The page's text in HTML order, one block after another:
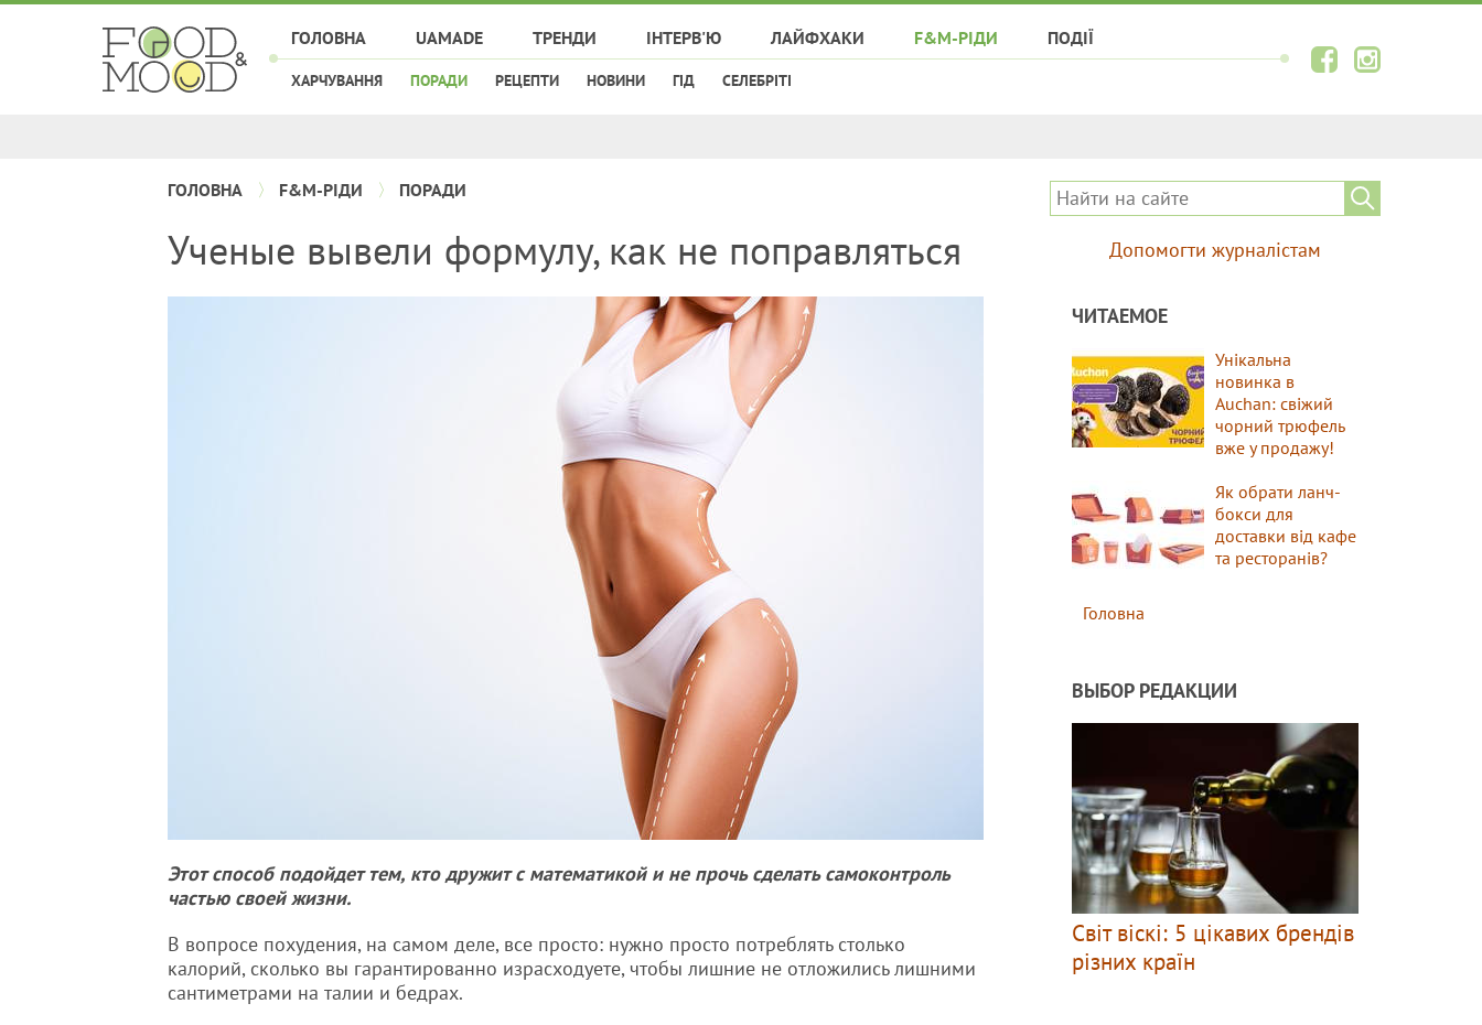
ГОЛОВНА UAMADE ТРЕНДИ ІНТЕРВ'Ю ЛАЙФХАКИ F&M-РІДИ
ХАРЧУВАННЯ ПОРАДИ РЕЦЕПТИ НОВИНИ ГІД СЕЛЕБРІТІ
ПОДІЇ
ГОЛОВНА F&M-РІДИ ПОРАДИ
Ученые вывели формулу, как не поправляться
Этот способ подойдет тем, кто дружит с математикой и не прочь сделать самоконтроль
частью своей жизни.
В вопросе похудения, на самом деле, все просто: нужно просто потреблять столько
калорий, сколько вы гарантированно израсходуете, чтобы лишние не отложились лишними
сантиметрами на талии и бедрах.
Допомогти журналістам
ЧИТАЕМОЕ
Унікальна
новинка в
Auchan: свіжий
чорний трюфель
вже у продажу!
Як обрати ланч-
бокси для
доставки від кафе
та ресторанів?
Головна
ВЫБОР РЕДАКЦИИ
Світ віскі: 5 цікавих брендів
різних країн